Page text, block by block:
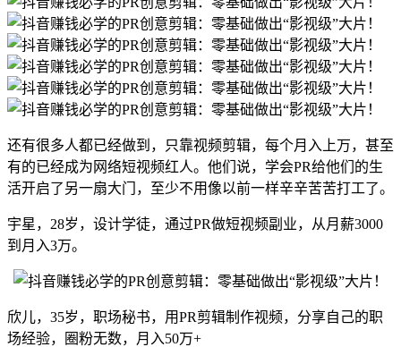
还有很多人都已经做到，只靠视频剪辑，每个月入上万，甚至
有的已经成为网络短视频红人。他们说，学会PR给他们的生
活开启了另一扇大门，至少不用像以前一样辛辛苦苦打工了。
宇星，28岁，设计学徒，通过PR做短视频副业，从月薪3000
到月入3万。
欣儿，35岁，职场秘书，用PR剪辑制作视频，分享自己的职
场经验，圈粉无数，月入50万+